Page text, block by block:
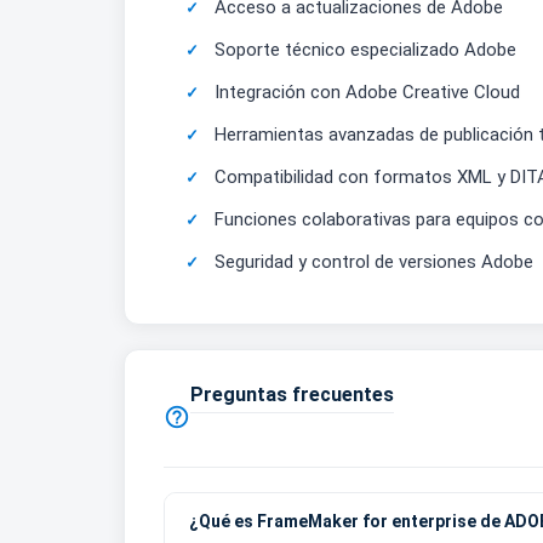
Acceso a actualizaciones de Adobe
Soporte técnico especializado Adobe
Integración con Adobe Creative Cloud
Herramientas avanzadas de publicación
Compatibilidad con formatos XML y
Funciones colaborativas para equipos
Seguridad y control de versiones Adobe

Preguntas frecuentes
¿Qué es FrameMaker for enterprise de